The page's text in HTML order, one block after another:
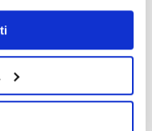
coordinatore
del
) e